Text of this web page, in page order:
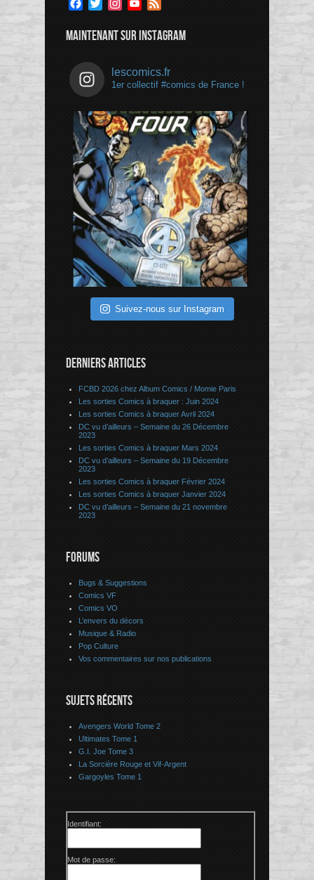
Facebook
TwitterInstagramYouTube
MAINTENANT SUR INSTAGRAM
lescomics.fr
1er collectif #comics de France !
Suivez-nous sur Instagram
DERNIERS ARTICLES
FCBD 2026 chez Album Comics / Momie Paris
Les sorties Comics à braquer : Juin 2024
Les sorties Comics à braquer Avril 2024
DC vu d’ailleurs – Semaine du 26 Décembre
2023
Les sorties Comics à braquer Mars 2024
DC vu d’ailleurs – Semaine du 19 Décembre
2023
Les sorties Comics à braquer Février 2024
Les sorties Comics à braquer Janvier 2024
DC vu d’ailleurs – Semaine du 21 novembre
2023
FORUMS
Bugs & Suggestions
Comics VF
Comics VO
L’envers du décors
Musique & Radio
Pop Culture
Vos commentaires sur nos publications
SUJETS RÉCENTS
Avengers World Tome 2
Ultimates Tome 1
G.I. Joe Tome 3
La Sorcière Rouge et Vif-Argent
Gargoyles Tome 1
Identifiant:
Mot de passe: